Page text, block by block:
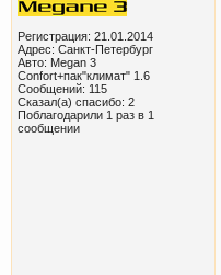
Регистрация: 21.01.2014
Адрес: Санкт-Петербург
Авто: Megan 3
Confort+пак"климат" 1.6
Сообщений: 115
Сказал(а) спасибо: 2
Поблагодарили 1 раз в 1
сообщении